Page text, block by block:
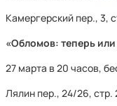
Камергерский пер., 3,
«Обломов: теперь
27 марта в 20 часов,
Лялин пер., 24/26, стр.